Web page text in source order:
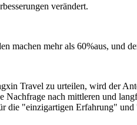
verändert.
machen mehr als 60%aus, und
Travel zu urteilen, wird der
Nachfrage nach mittleren und
die "einzigartigen Erfahrung"